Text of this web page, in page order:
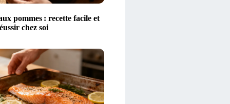
pommes : recette facile et
chez soi